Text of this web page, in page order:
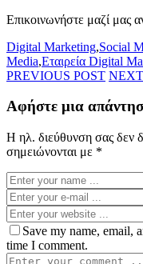
Επικοινωνήστε μαζί μας
Digital Marketing,Social
Media,Εταιρεία Digital
PREVIOUS POST
Αφήστε μια
Η ηλ. διεύθυνση σας δεν
σημειώνονται με *
Save my name, email,
time I comment.